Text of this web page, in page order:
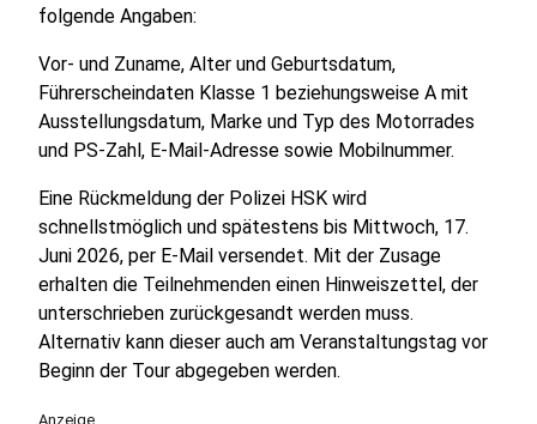
folgende Angaben:
Vor- und Zuname, Alter und Geburtsdatum,
Führerscheindaten Klasse 1 beziehungsweise A mit
Ausstellungsdatum, Marke und Typ des Motorrades
und PS-Zahl, E-Mail-Adresse sowie Mobilnummer.
Eine Rückmeldung der Polizei HSK wird
schnellstmöglich und spätestens bis Mittwoch, 17.
Juni 2026, per E-Mail versendet. Mit der Zusage
erhalten die Teilnehmenden einen Hinweiszettel, der
unterschrieben zurückgesandt werden muss.
Alternativ kann dieser auch am Veranstaltungstag vor
Beginn der Tour abgegeben werden.
Anzeige